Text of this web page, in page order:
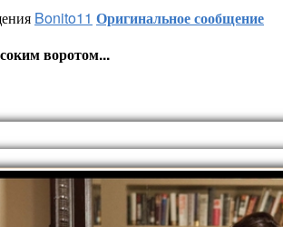
Bonito11 Оригинальное сообщение
воротом...